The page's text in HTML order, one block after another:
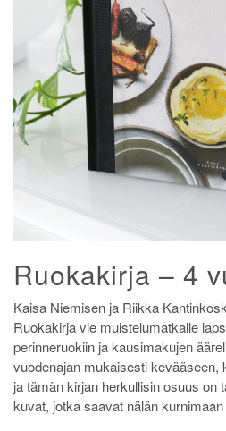
Ruokakirja – 4
Kaisa Niemisen ja Riikka
Ruokakirja vie muistelumatkalle
perinneruokiin ja kausimakujen
vuodenajan mukaisesti
ja tämän kirjan herkullisin osuus on
kuvat, jotka saavat nälän